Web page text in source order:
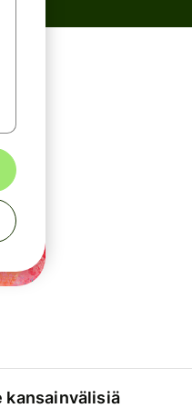
kansainvälisiä